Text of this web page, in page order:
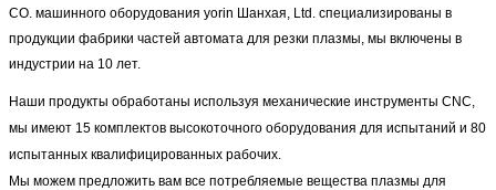
CO. машинного оборудования yorin Шанхая, Ltd. специализированы в
продукции фабрики частей автомата для резки плазмы, мы включены в
индустрии на 10 лет.
Наши продукты обработаны используя механические инструменты CNC,
мы имеют 15 комплектов высокоточного оборудования для испытаний и 80
испытанных квалифицированных рабочих.
Мы можем предложить вам все потребляемые вещества плазмы для